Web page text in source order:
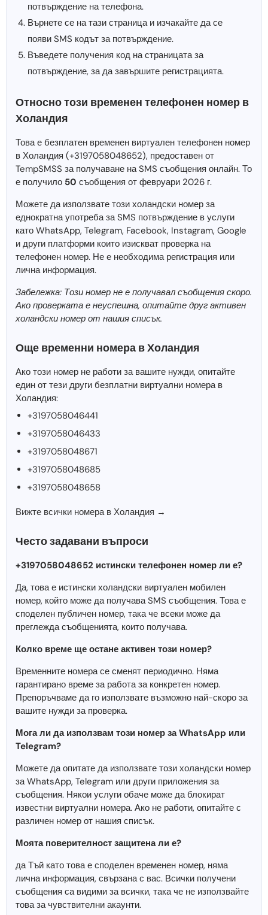
потвърждение на телефона.
Върнете се на тази страница и изчакайте да се
появи SMS кодът за потвърждение.
Въведете получения код на страницата за
потвърждение, за да завършите регистрацията.
Относно този временен телефонен номер в
Холандия
Това е безплатен временен виртуален телефонен номер
в Холандия (+3197058048652), предоставен от
TempSMSS за получаване на SMS съобщения онлайн. То
е получило 50 съобщения от февруари 2026 г.
Можете да използвате този холандски номер за
еднократна употреба за SMS потвърждение в услуги
като WhatsApp, Telegram, Facebook, Instagram, Google
и други платформи които изискват проверка на
телефонен номер. Не е необходима регистрация или
лична информация.
Забележка: Този номер не е получавал съобщения скоро.
Ако проверката е неуспешна, опитайте друг активен
холандски номер от нашия списък.
Още временни номера в Холандия
Ако този номер не работи за вашите нужди, опитайте
един от тези други безплатни виртуални номера в
Холандия:
+3197058046441
+3197058046433
+3197058048671
+3197058048685
+3197058048658
Вижте всички номера в Холандия →
Често задавани въпроси
+3197058048652 истински телефонен номер ли е?
Да, това е истински холандски виртуален мобилен
номер, който може да получава SMS съобщения. Това е
споделен публичен номер, така че всеки може да
преглежда съобщенията, които получава.
Колко време ще остане активен този номер?
Временните номера се сменят периодично. Няма
гарантирано време за работа за конкретен номер.
Препоръчваме да го използвате възможно най-скоро за
вашите нужди за проверка.
Мога ли да използвам този номер за WhatsApp или
Telegram?
Можете да опитате да използвате този холандски номер
за WhatsApp, Telegram или други приложения за
съобщения. Някои услуги обаче може да блокират
известни виртуални номера. Ако не работи, опитайте с
различен номер от нашия списък.
Моята поверителност защитена ли е?
да Тъй като това е споделен временен номер, няма
лична информация, свързана с вас. Всички получени
съобщения са видими за всички, така че не използвайте
това за чувствителни акаунти.